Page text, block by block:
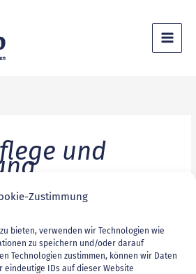
Zustimmung
bieten, verwenden wir Technologien wie
zu speichern und/oder darauf
Technologien zustimmen, können wir Daten
IDs auf dieser Website
und
(w/m/d)
und Betreuung/volkerstegmaier